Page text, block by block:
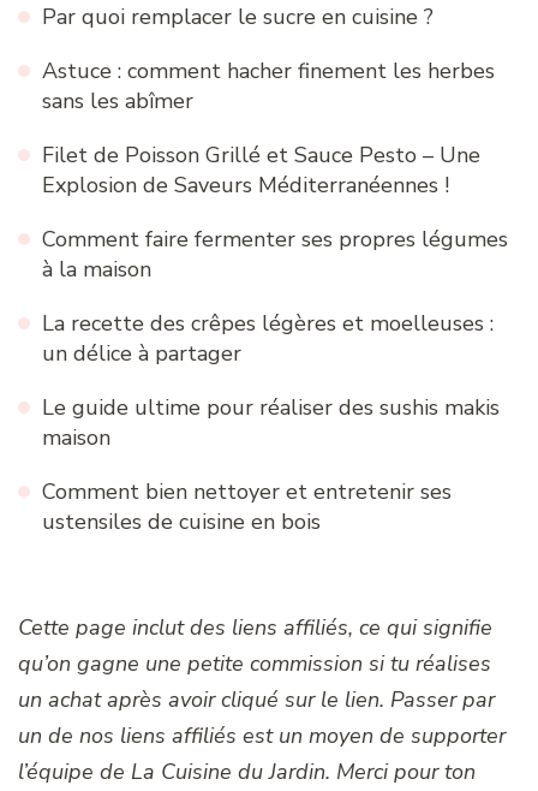
Par quoi remplacer le sucre en cuisine ?
Astuce : comment hacher finement les herbes
sans les abîmer
Filet de Poisson Grillé et Sauce Pesto – Une
Explosion de Saveurs Méditerranéennes !
Comment faire fermenter ses propres légumes
à la maison
La recette des crêpes légères et moelleuses :
un délice à partager
Le guide ultime pour réaliser des sushis makis
maison
Comment bien nettoyer et entretenir ses
ustensiles de cuisine en bois
Cette page inclut des liens affiliés, ce qui signifie
qu’on gagne une petite commission si tu réalises
un achat après avoir cliqué sur le lien. Passer par
un de nos liens affiliés est un moyen de supporter
l’équipe de La Cuisine du Jardin. Merci pour ton